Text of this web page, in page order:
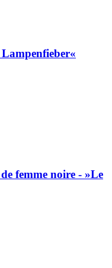
femme noire - »Le